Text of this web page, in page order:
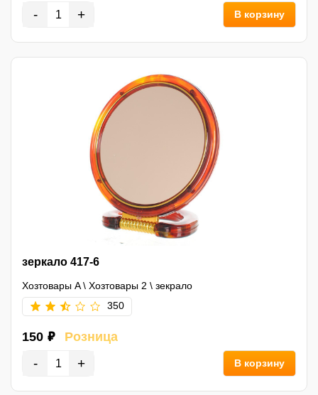
- + В корзину
зеркало 417-6
Хозтовары A\ Хозтовары 2 \ зекрало
350
150 ₽ Розница
- + В корзину